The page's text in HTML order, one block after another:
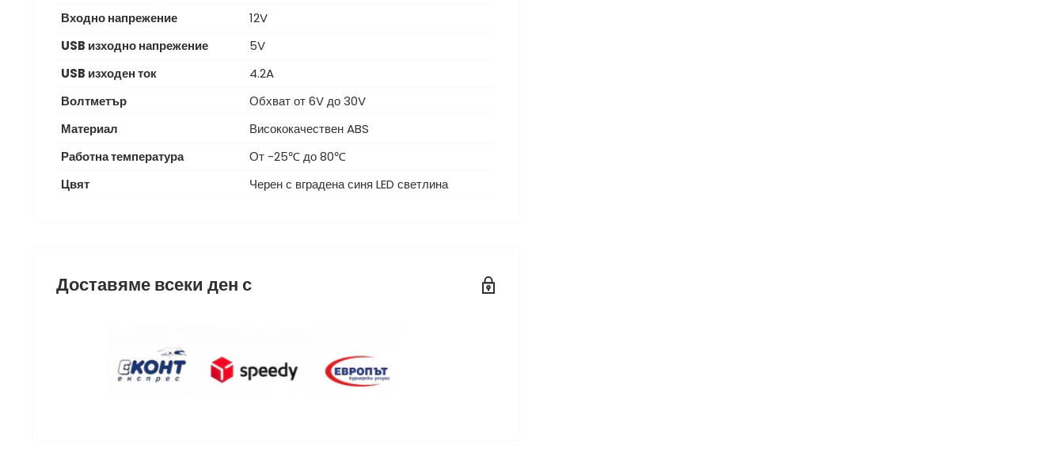
Входно напрежение
12V
USB изходно напрежение
5V
USB изходен ток
4.2A
Волтметър
Обхват от 6V до 30V
Материал
Висококачествен ABS
Работна температура
От -25℃ до 80℃
Цвят
Черен с вградена синя LED светлина
Доставяме всеки ден с